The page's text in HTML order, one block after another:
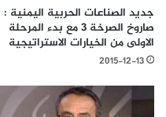
جديد الصناعات الحربية اليمنية :
صاروخ الصرخة 3 مع بدء المرحلة
الاولى من الخيارات الاستراتيجية
2015-12-13